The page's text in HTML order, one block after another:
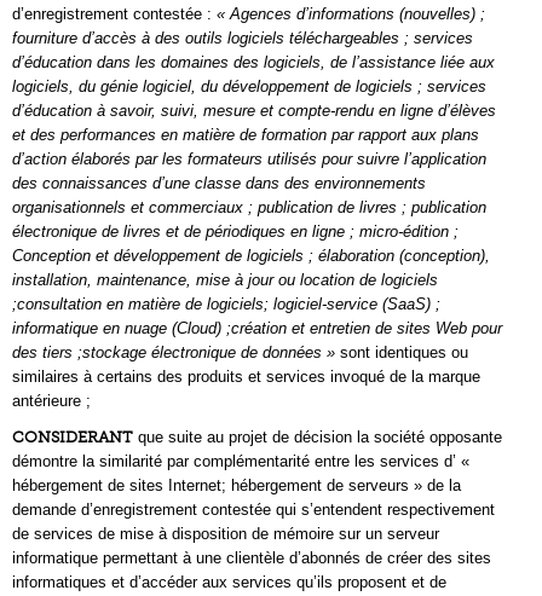
d’enregistrement contestée : « Agences d’informations (nouvelles) ;
fourniture d’accès à des outils logiciels téléchargeables ; services
d’éducation dans les domaines des logiciels, de l’assistance liée aux
logiciels, du génie logiciel, du développement de logiciels ; services
d’éducation à savoir, suivi, mesure et compte-rendu en ligne d’élèves
et des performances en matière de formation par rapport aux plans
d’action élaborés par les formateurs utilisés pour suivre l’application
des connaissances d’une classe dans des environnements
organisationnels et commerciaux ; publication de livres ; publication
électronique de livres et de périodiques en ligne ; micro-édition ;
Conception et développement de logiciels ; élaboration (conception),
installation, maintenance, mise à jour ou location de logiciels
;consultation en matière de logiciels; logiciel-service (SaaS) ;
informatique en nuage (Cloud) ;création et entretien de sites Web pour
des tiers ;stockage électronique de données » sont identiques ou
similaires à certains des produits et services invoqué de la marque
antérieure ;
CONSIDERANT que suite au projet de décision la société opposante
démontre la similarité par complémentarité entre les services d’ «
hébergement de sites Internet; hébergement de serveurs » de la
demande d’enregistrement contestée qui s’entendent respectivement
de services de mise à disposition de mémoire sur un serveur
informatique permettant à une clientèle d’abonnés de créer des sites
informatiques et d’accéder aux services qu’ils proposent et de